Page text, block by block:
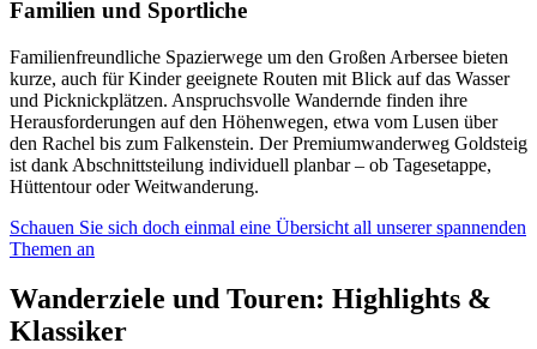
Familien und Sportliche
Familienfreundliche Spazierwege um den Großen Arbersee bieten
kurze, auch für Kinder geeignete Routen mit Blick auf das Wasser
und Picknickplätzen. Anspruchsvolle Wandernde finden ihre
Herausforderungen auf den Höhenwegen, etwa vom Lusen über
den Rachel bis zum Falkenstein. Der Premiumwanderweg Goldsteig
ist dank Abschnittsteilung individuell planbar – ob Tagesetappe,
Hüttentour oder Weitwanderung.
Schauen Sie sich doch einmal eine Übersicht all unserer spannenden
Themen an
Wanderziele und Touren: Highlights &
Klassiker